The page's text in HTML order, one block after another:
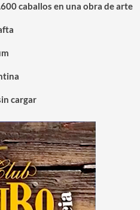
caballos en una obra de arte
cargar